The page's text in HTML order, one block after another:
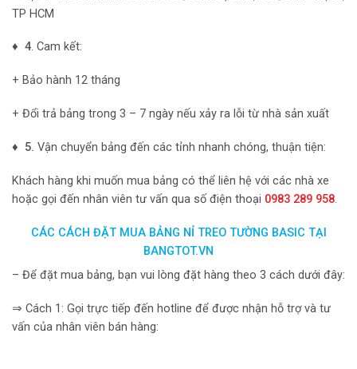
TP HCM
♦ 4. Cam kết:
+ Bảo hành 12 tháng
+ Đổi trả bảng trong 3 – 7 ngày nếu xảy ra lỗi từ nhà sản xuất
♦ 5. Vận chuyển bảng đến các tỉnh nhanh chóng, thuận tiện:
Khách hàng khi muốn mua bảng có thể liên hệ với các nhà xe
hoặc gọi đến nhân viên tư vấn qua số điện thoại 0983 289 958.
CÁC CÁCH ĐẶT MUA BẢNG NỈ TREO TƯỜNG BASIC TẠI
BANGTOT.VN
– Để đặt mua bảng, bạn vui lòng đặt hàng theo 3 cách dưới đây:
⇒ Cách 1: Gọi trực tiếp đến hotline để được nhận hỗ trợ và tư
vấn của nhân viên bán hàng: